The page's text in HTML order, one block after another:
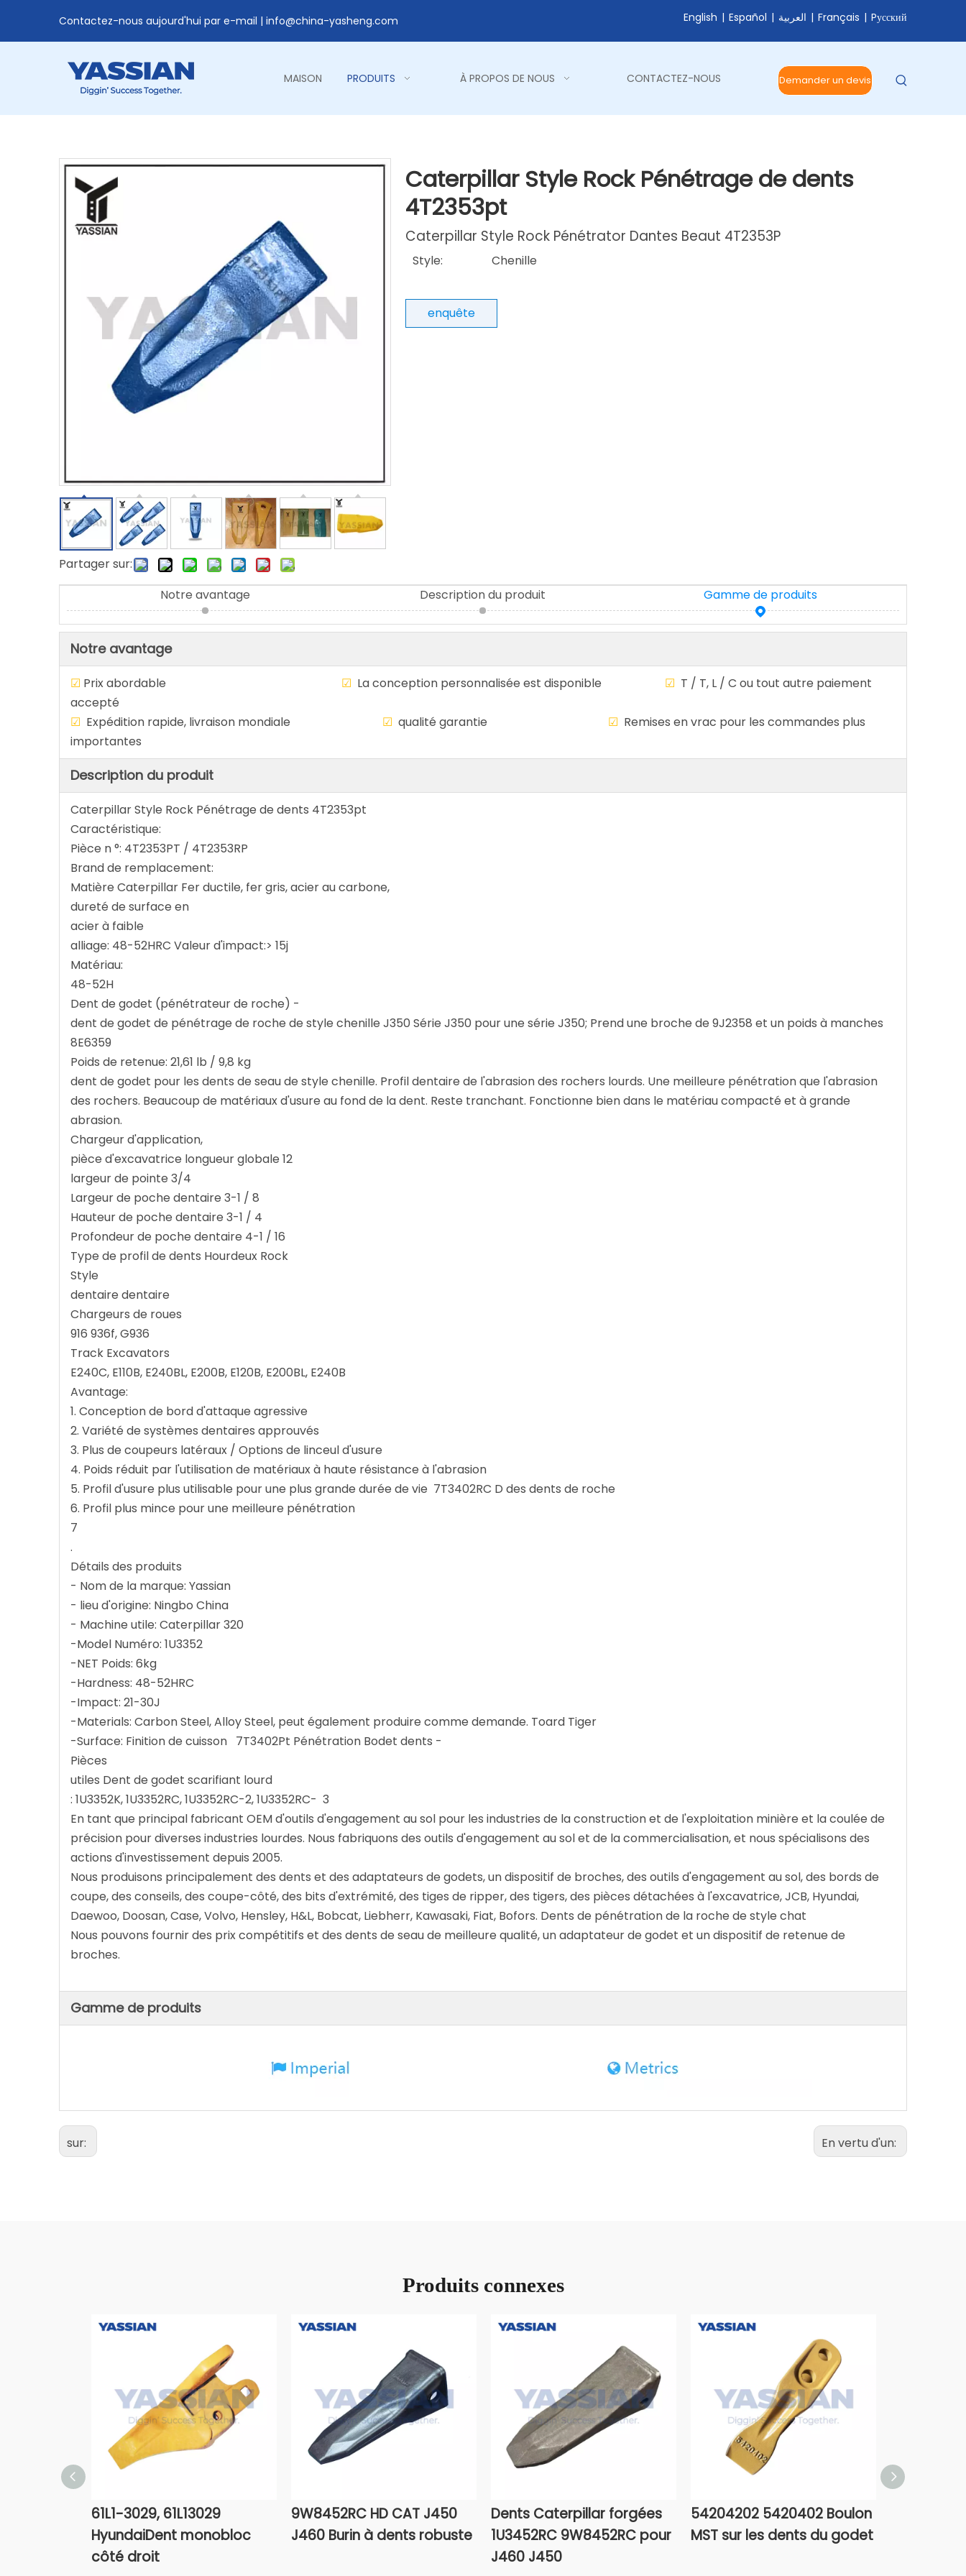
Contactez-nous aujourd'hui par e-mail | info@china-yasheng.com English | Español | العربية | Français | Pусский
MAISON PRODUITS À PROPOS DE NOUS CONTACTEZ-NOUS Demander un devis
Partager sur:
Caterpillar Style Rock Pénétrage de dents
4T2353pt
Caterpillar Style Rock Pénétrator Dantes Beaut 4T2353P
Style: Chenille
enquête
Notre avantage Description du produit Gamme de produits
Notre avantage
☑ Prix abordable ☑ La conception personnalisée est disponible ☑ T / T, L / C ou tout autre paiement
accepté
☑ Expédition rapide, livraison mondiale ☑ qualité garantie ☑ Remises en vrac pour les commandes plus
importantes
Description du produit
Caterpillar Style Rock Pénétrage de dents 4T2353pt
Caractéristique:
Pièce n °: 4T2353PT / 4T2353RP
Brand de remplacement:
Matière Caterpillar Fer ductile, fer gris, acier au carbone,
dureté de surface en
acier à faible
alliage: 48-52HRC Valeur d'impact:> 15j
Matériau:
48-52H
Dent de godet (pénétrateur de roche) -
dent de godet de pénétrage de roche de style chenille J350 Série J350 pour une série J350; Prend une broche de 9J2358 et un poids à manches
8E6359
Poids de retenue: 21,61 lb / 9,8 kg
dent de godet pour les dents de seau de style chenille. Profil dentaire de l'abrasion des rochers lourds. Une meilleure pénétration que l'abrasion
des rochers. Beaucoup de matériaux d'usure au fond de la dent. Reste tranchant. Fonctionne bien dans le matériau compacté et à grande
abrasion.
Chargeur d'application,
pièce d'excavatrice longueur globale 12
largeur de pointe 3/4
Largeur de poche dentaire 3-1 / 8
Hauteur de poche dentaire 3-1 / 4
Profondeur de poche dentaire 4-1 / 16
Type de profil de dents Hourdeux Rock
Style
dentaire dentaire
Chargeurs de roues
916 936f, G936
Track Excavators
E240C, E110B, E240BL, E200B, E120B, E200BL, E240B
Avantage:
1. Conception de bord d'attaque agressive
2. Variété de systèmes dentaires approuvés
3. Plus de coupeurs latéraux / Options de linceul d'usure
4. Poids réduit par l'utilisation de matériaux à haute résistance à l'abrasion
5. Profil d'usure plus utilisable pour une plus grande durée de vie 7T3402RC D des dents de roche
6. Profil plus mince pour une meilleure pénétration
7
.
Détails des produits
- Nom de la marque: Yassian
- lieu d'origine: Ningbo China
- Machine utile: Caterpillar 320
-Model Numéro: 1U3352
-NET Poids: 6kg
-Hardness: 48-52HRC
-Impact: 21-30J
-Materials: Carbon Steel, Alloy Steel, peut également produire comme demande. Toard Tiger
-Surface: Finition de cuisson 7T3402Pt Pénétration Bodet dents -
Pièces
utiles Dent de godet scarifiant lourd
: 1U3352K, 1U3352RC, 1U3352RC-2, 1U3352RC- 3
En tant que principal fabricant OEM d'outils d'engagement au sol pour les industries de la construction et de l'exploitation minière et la coulée de
précision pour diverses industries lourdes. Nous fabriquons des outils d'engagement au sol et de la commercialisation, et nous spécialisons des
actions d'investissement depuis 2005.
Nous produisons principalement des dents et des adaptateurs de godets, un dispositif de broches, des outils d'engagement au sol, des bords de
coupe, des conseils, des coupe-côté, des bits d'extrémité, des tiges de ripper, des tigers, des pièces détachées à l'excavatrice, JCB, Hyundai,
Daewoo, Doosan, Case, Volvo, Hensley, H&L, Bobcat, Liebherr, Kawasaki, Fiat, Bofors. Dents de pénétration de la roche de style chat
Nous pouvons fournir des prix compétitifs et des dents de seau de meilleure qualité, un adaptateur de godet et un dispositif de retenue de
broches.
Gamme de produits
sur: En vertu d'un:
Produits connexes
61L1-3029, 61L13029
HyundaiDent monobloc
côté droit
9W8452RC HD CAT J450
J460 Burin à dents robuste
Dents Caterpillar forgées
1U3452RC 9W8452RC pour
J460 J450
54204202 5420402 Boulon
MST sur les dents du godet